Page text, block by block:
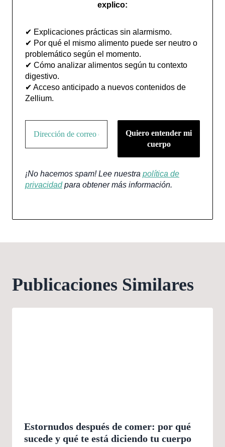
explico:
✔ Explicaciones prácticas sin alarmismo.
✔ Por qué el mismo alimento puede ser neutro o
problemático según el momento.
✔ Cómo analizar alimentos según tu contexto
digestivo.
✔ Acceso anticipado a nuevos contenidos de
Zellium.
¡No hacemos spam! Lee nuestra política de
privacidadpara obtener más información.
Publicaciones Similares
Estornudos después de comer: por qué
sucede y qué te está diciendo tu cuerpo